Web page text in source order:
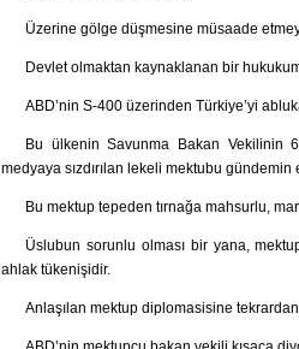
Üzerine gölge düşmesine müsaade
Devlet olmaktan kaynaklanan bir
ABD’nin S-400 üzerinden Türkiye’yi
Bu ülkenin Savunma Bakan Vekilinin
medyaya sızdırılan lekeli mektubu
Bu mektup tepeden tırnağa mahsurlu,
Üslubun sorunlu olması bir yana,
ahlak tükenişidir.
Anlaşılan mektup diplomasisine